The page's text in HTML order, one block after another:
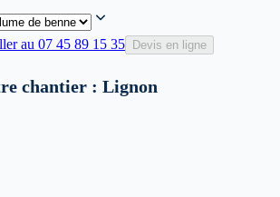
au 07 45 89 15 35 Devis en ligne
chantier : Lignon